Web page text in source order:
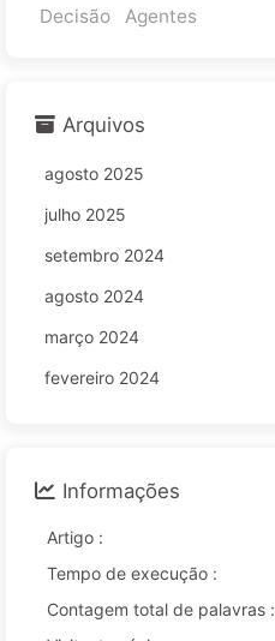
Decisão Agentes
Arquivos
agosto 2025
julho 2025
setembro 2024
agosto 2024
março 2024
fevereiro 2024
Informações
Artigo :
Tempo de execução :
Contagem total de palavras :